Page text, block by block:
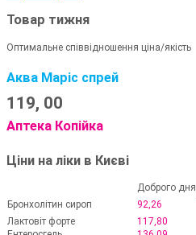
Товар тижня
Оптимальне співвідношення ціна/якість
Аква Маріс спрей
119, 00
Аптека Копійка
Ціни на ліки в Києві
Доброго дня
Бронхолітин сироп
92,26
Лактовіт форте
117,80